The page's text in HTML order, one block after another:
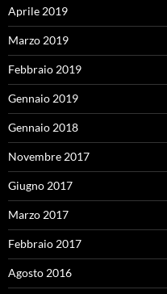
Aprile 2019
Marzo 2019
Febbraio 2019
Gennaio 2019
Gennaio 2018
Novembre 2017
Giugno 2017
Marzo 2017
Febbraio 2017
Agosto 2016